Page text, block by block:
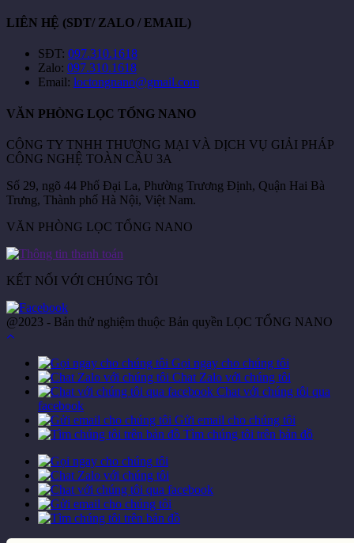
LIÊN HỆ (SDT/ ZALO / EMAIL)
SĐT: 097.310.1618
Zalo: 097.310.1618
Email: loctongnano@gmail.com
VĂN PHÒNG LỌC TỔNG NANO
CÔNG TY TNHH THƯƠNG MẠI VÀ DỊCH VỤ GIẢI PHÁP
CÔNG NGHỆ TOÀN CẦU 3A
Số 29, ngõ 44 Phố Đại La, Phường Trương Định, Quận Hai Bà
Trưng, Thành phố Hà Nội, Việt Nam.
VĂN PHÒNG LỌC TỔNG NANO
KẾT NỐI VỚI CHÚNG TÔI
@2023 - Bản thử nghiệm thuộc Bản quyền LỌC TỔNG NANO
Gọi ngay cho chúng tôi
Chat Zalo với chúng tôi
Chat với chúng tôi qua
facebook
Gửi email cho chúng tôi
Tìm chúng tôi trên bản đồ